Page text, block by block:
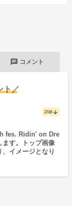
chat コメント
ト／
詳細 arrow_downward
fes. Ridin' on Dre
ます。トップ画像
イメージとなり